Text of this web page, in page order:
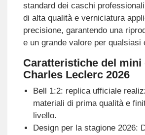
standard dei caschi
di alta qualità e verniciatura
precisione, garantendo una
e un grande valore per qualsiasi
Caratteristiche del mini
Charles Leclerc 2026
Bell 1:2: replica ufficiale
materiali di prima qualità e
livello.
Design per la stagione 2026: